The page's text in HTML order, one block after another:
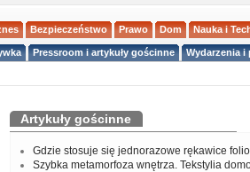
Bezpieczeństwo Prawo Dom Nauka i
Pressroom i artykuły gościnne Wydarzenia i
Artykuły gościnne
Gdzie stosuje się jednorazowe rękawice
Szybka metamorfoza wnętrza. Tekstylia